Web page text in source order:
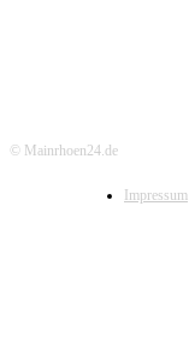
© Mainrhoen24.de
Impressum